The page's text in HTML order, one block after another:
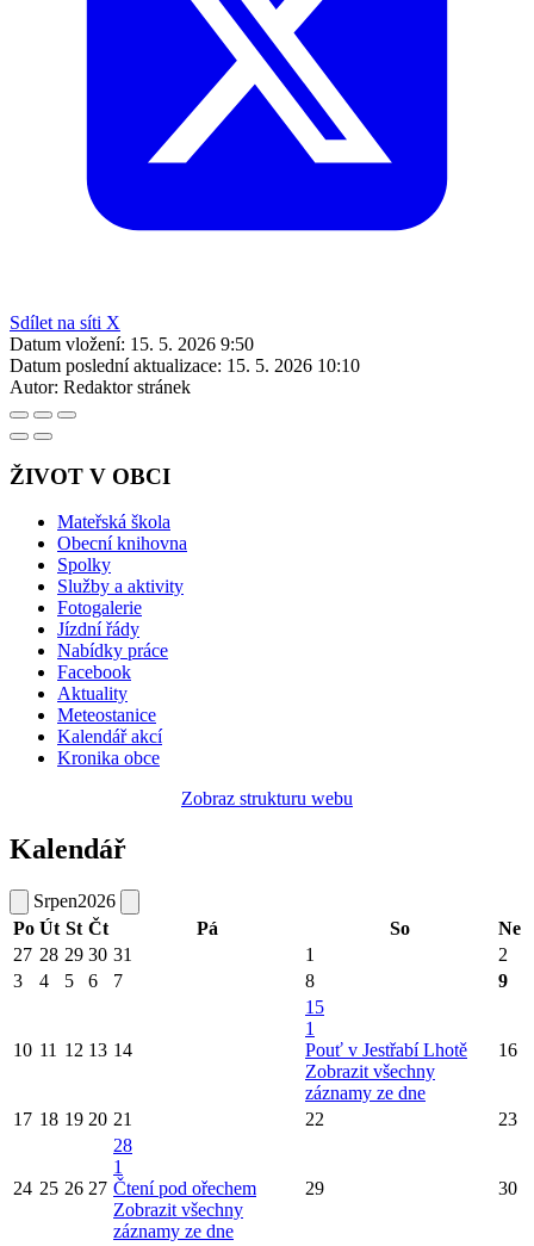
Sdílet na síti X
Datum vložení: 15. 5. 2026 9:50
Datum poslední aktualizace: 15. 5. 2026 10:10
Autor: Redaktor stránek
ŽIVOT V OBCI
Mateřská škola
Obecní knihovna
Spolky
Služby a aktivity
Fotogalerie
Jízdní řády
Nabídky práce
Facebook
Aktuality
Meteostanice
Kalendář akcí
Kronika obce
Zobraz strukturu webu
Kalendář
Srpen2026
Po Út St Čt Pá So
Ne
27 28 29 30 31 1
2
3
4 5 6 7 8 9
10 11 12 13 14
15
1
Pouť v Jestřabí Lhotě
Zobrazit všechny
záznamy ze dne
16
17 18 19 20 21 22 23
24 25 26 27
28
1
Čtení pod ořechem
Zobrazit všechny
záznamy ze dne
29 30